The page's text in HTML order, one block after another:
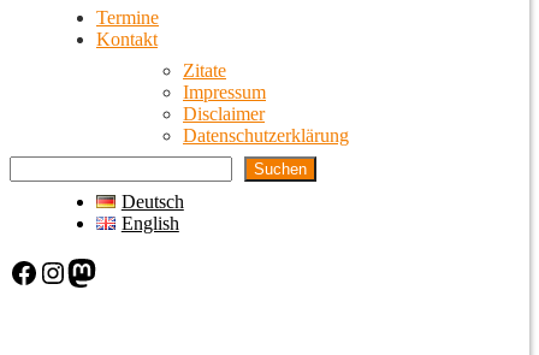
Termine
Kontakt
Zitate
Impressum
Disclaimer
Datenschutzerklärung
Suchen
Deutsch
English
Facebook Instagram Mastodon